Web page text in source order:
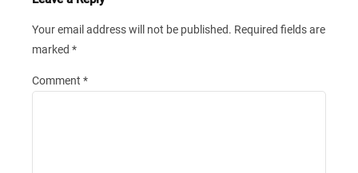
Your email address will not be published. Required fields are
marked *
Comment *